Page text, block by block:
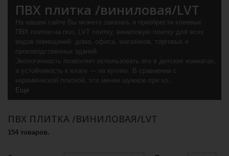
ПВХ плитка /виниловая/LVT
На нашем сайте Вы можете заказать и приобрести клеевые
ПВХ плитки на пол, LVT плитку, виниловую плитку для всех
видов помещений: дома, офиса, магазинов, торговых и
производственных зданий.
Экологичность позволяет использовать его в детских комнатах,
а устойчивость к влаге — на кухнях. В сравнении с
керамической плиткой, это менее шумное при хо...
Еще
ПВХ ПЛИТКА /ВИНИЛОВАЯ/LVT
154 товаров.